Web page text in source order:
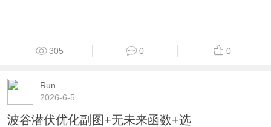
305 0 0
Run
2026-6-5
波谷潜伏优化副图+无未来函数+选